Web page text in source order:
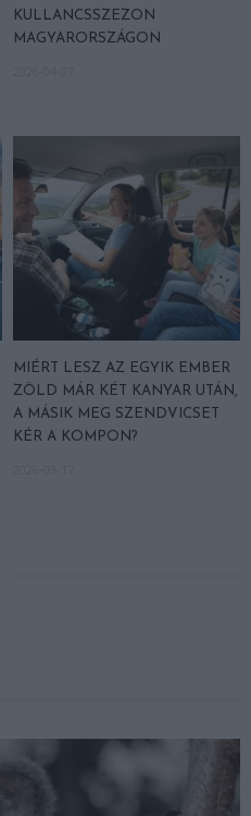
KULLANCSSZEZON
MAGYARORSZÁGON
MIÉRT LESZ AZ EGYIK EMBER
ZÖLD MÁR KÉT KANYAR UTÁN,
A MÁSIK MEG SZENDVICSET
KÉR A KOMPON?